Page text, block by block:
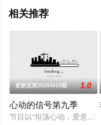
相关推荐
更新至第20260810期 1.0
心动的信号第九季
节目以“坦荡心动，爱意直